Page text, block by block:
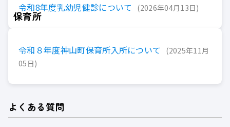
令和8年度乳幼児健診について 2026年04月13日
保育所
令和８年度神山町保育所入所について
2025年11月
05日
よくある質問